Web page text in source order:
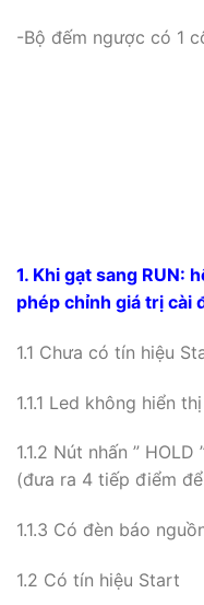
-Bộ đếm ngược có 1
1. Khi gạt sang RUN: